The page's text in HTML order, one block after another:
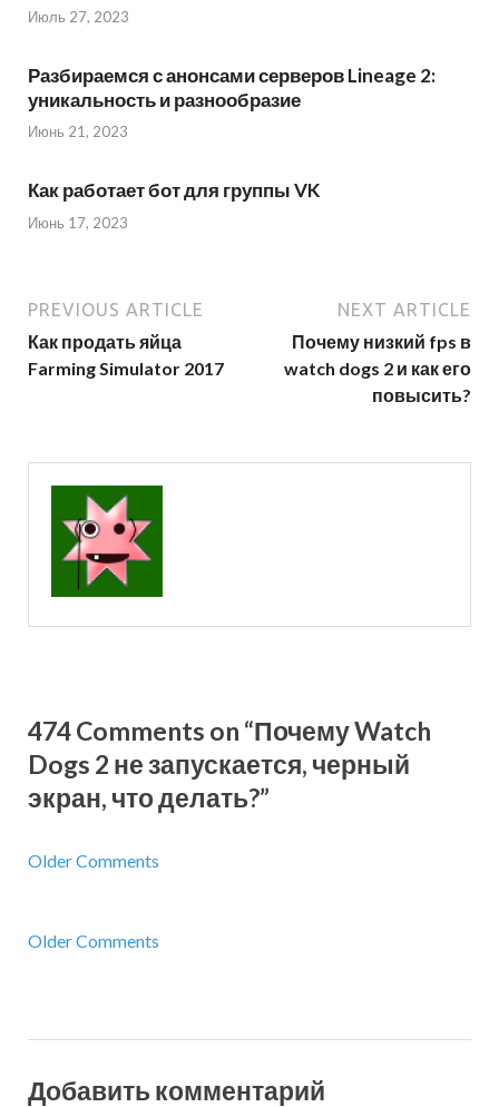
Июль 27, 2023
Разбираемся с анонсами серверов Lineage 2:
уникальность и разнообразие
Июнь 21, 2023
Как работает бот для группы VK
Июнь 17, 2023
PREVIOUS ARTICLE
Как продать яйца
Farming Simulator 2017
NEXT ARTICLE
Почему низкий fps в
watch dogs 2 и как его
повысить?
474 Comments on “Почему Watch
Dogs 2 не запускается, черный
экран, что делать?”
Older Comments
Older Comments
Добавить комментарий